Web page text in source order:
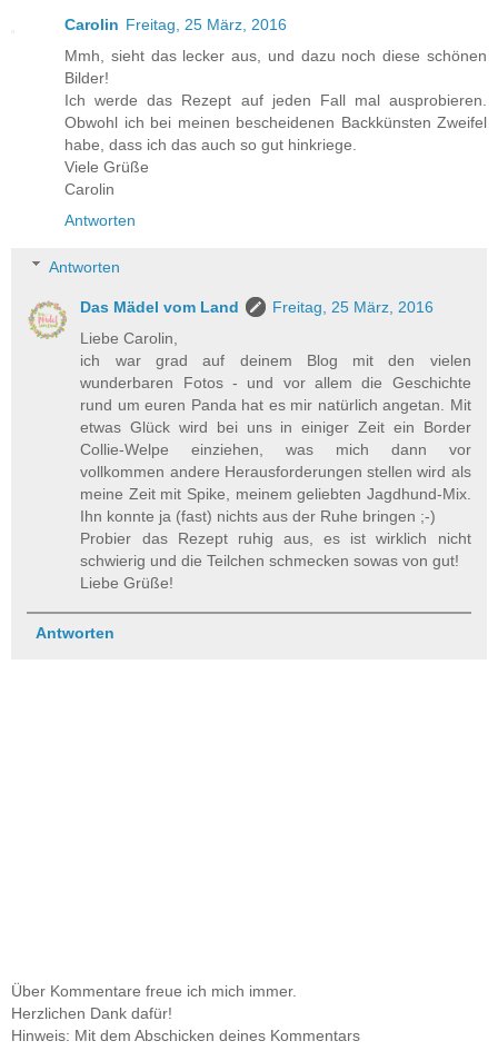
Carolin Freitag, 25 März, 2016
Mmh, sieht das lecker aus, und dazu noch diese schönen
Bilder!
Ich werde das Rezept auf jeden Fall mal ausprobieren.
Obwohl ich bei meinen bescheidenen Backkünsten Zweifel
habe, dass ich das auch so gut hinkriege.
Viele Grüße
Carolin
Antworten
Antworten
Das Mädel vom Land
Freitag, 25 März, 2016
Liebe Carolin,
ich war grad auf deinem Blog mit den vielen
wunderbaren Fotos - und vor allem die Geschichte
rund um euren Panda hat es mir natürlich angetan. Mit
etwas Glück wird bei uns in einiger Zeit ein Border
Collie-Welpe einziehen, was mich dann vor
vollkommen andere Herausforderungen stellen wird als
meine Zeit mit Spike, meinem geliebten Jagdhund-Mix.
Ihn konnte ja (fast) nichts aus der Ruhe bringen ;-)
Probier das Rezept ruhig aus, es ist wirklich nicht
schwierig und die Teilchen schmecken sowas von gut!
Liebe Grüße!
Antworten
Über Kommentare freue ich mich immer.
Herzlichen Dank dafür!
Hinweis: Mit dem Abschicken deines Kommentars